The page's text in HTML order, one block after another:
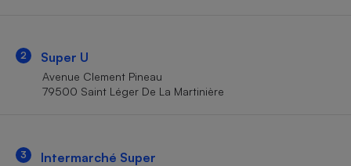
2 Super U
Avenue Clement Pineau
79500 Saint Léger De La Martinière
3 Intermarché Super
Plaque de cuisson à